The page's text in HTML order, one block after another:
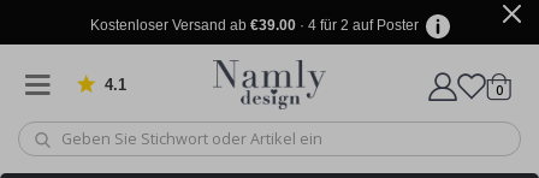
Kostenloser Versand ab €39.00· 4 für 2 auf Poster
4.1 von 1029 Bewertungen
Wagen
0